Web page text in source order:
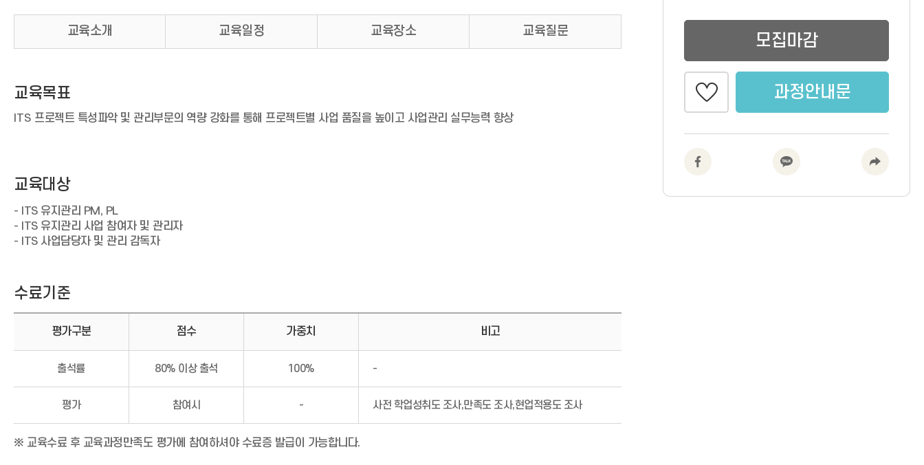
교육소개 교육일정 교육장소 교육질문
교육목표
ITS 프로젝트 특성파악 및 관리부문의 역량 강화를 통해 프로젝트별 사업 품질을 높이고 사업관리 실무능력 향상
교육대상
- ITS 유지관리 PM, PL
- ITS 유지관리 사업 참여자 및 관리자
- ITS 사업담당자 및 관리 감독자
수료기준
기
평가구분 점수 가중치 비고
출석률 80% 이상 출석 100% -
평가 참여시 - 사전 학업성취도 조사,만족도 조사,현업적용도 조사
※ 교육수료 후 교육과정만족도 평가에 참여하셔야 수료증 발급이 가능합니다.
모집마감
과정안내문